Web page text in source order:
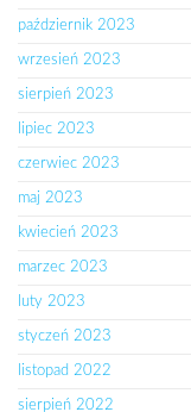
październik 2023
wrzesień 2023
sierpień 2023
lipiec 2023
czerwiec 2023
maj 2023
kwiecień 2023
marzec 2023
luty 2023
styczeń 2023
listopad 2022
sierpień 2022